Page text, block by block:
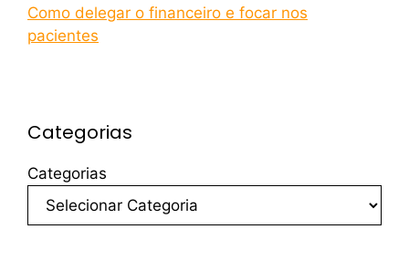
Como delegar o financeiro e focar nos
pacientes
Categorias
Categorias